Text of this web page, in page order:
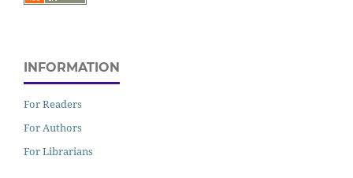
INFORMATION
For Readers
For Authors
For Librarians